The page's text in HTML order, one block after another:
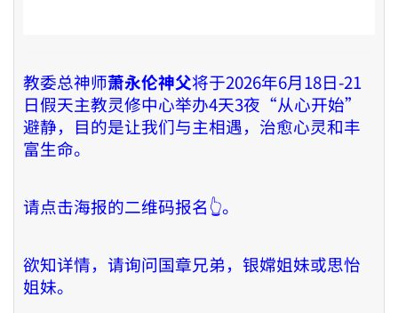
教委总神师萧永伦神父将于2026年6月18日-21
日假天主教灵修中心举办4天3夜“从心开始”
避静，目的是让我们与主相遇，治愈心灵和丰
富生命。
请点击海报的二维码报名👆。
欲知详情，请询问国章兄弟，银嫦姐妹或思怡
姐妹。